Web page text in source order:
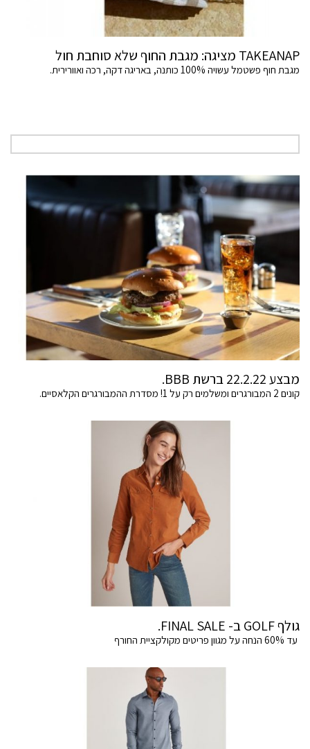
TAKEANAP מציגה: מגבת החוף שלא סוחבת חול
מגבת חוף פשטמל עשויה 100% כותנה, באריגה דקה, רכה ואוורירית.
מבצע 22.2.22 ברשת BBB.
קונים 2 המבורגרים ומשלמים רק על 1! מסדרת ההמבורגרים הקלאסיים.
גולף GOLF ב- FINAL SALE.
עד 60% הנחה על מגוון פריטים מקולקציית החורף